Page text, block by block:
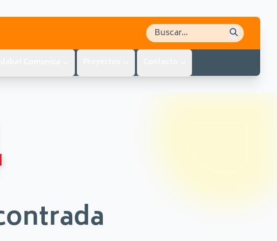
Buscar en el sitio